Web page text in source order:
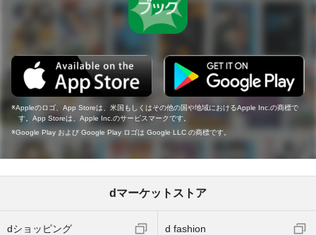
Appleのロゴ、App Storeは、米国もしくはその他の国や地域におけるApple Inc.の商標で
す。App Storeは、Apple Inc.のサービスマークです。
Google Play および Google Play ロゴは Google LLC の商標です。
dマーケットストア
dショッピング d fashion